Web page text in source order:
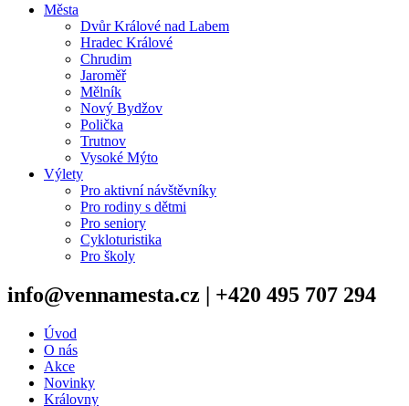
Města
Dvůr Králové nad Labem
Hradec Králové
Chrudim
Jaroměř
Mělník
Nový Bydžov
Polička
Trutnov
Vysoké Mýto
Výlety
Pro aktivní návštěvníky
Pro rodiny s dětmi
Pro seniory
Cykloturistika
Pro školy
info@vennamesta.cz | +420 495 707 294
Úvod
O nás
Akce
Novinky
Královny